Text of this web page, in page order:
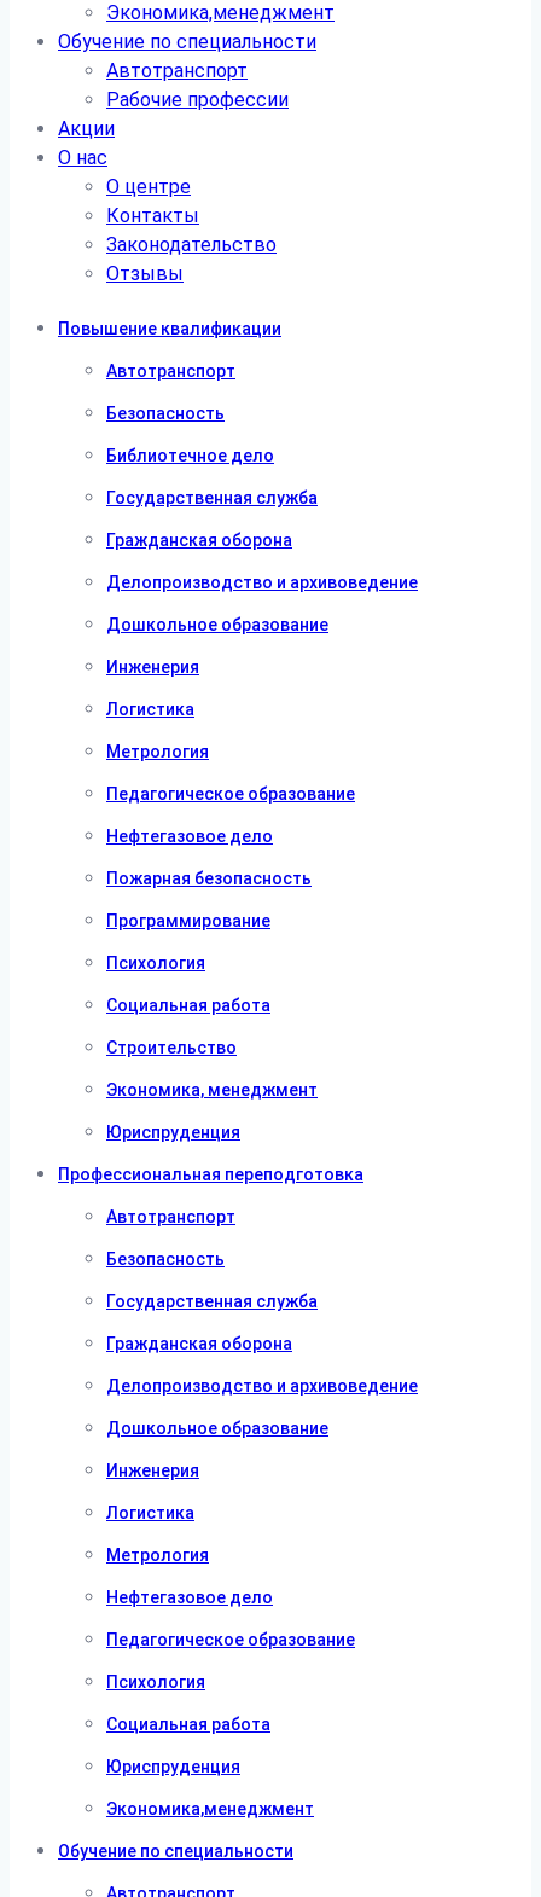
Экономика,менеджмент
Обучение по специальности
Автотранспорт
Рабочие профессии
Акции
О нас
О центре
Контакты
Законодательство
Отзывы
Повышение квалификации
Автотранспорт
Безопасность
Библиотечное дело
Государственная служба
Гражданская оборона
Делопроизводство и архивоведение
Дошкольное образование
Инженерия
Логистика
Метрология
Педагогическое образование
Нефтегазовое дело
Пожарная безопасность
Программирование
Психология
Социальная работа
Строительство
Экономика, менеджмент
Юриспруденция
Профессиональная переподготовка
Автотранспорт
Безопасность
Государственная служба
Гражданская оборона
Делопроизводство и архивоведение
Дошкольное образование
Инженерия
Логистика
Метрология
Нефтегазовое дело
Педагогическое образование
Психология
Социальная работа
Юриспруденция
Экономика,менеджмент
Обучение по специальности